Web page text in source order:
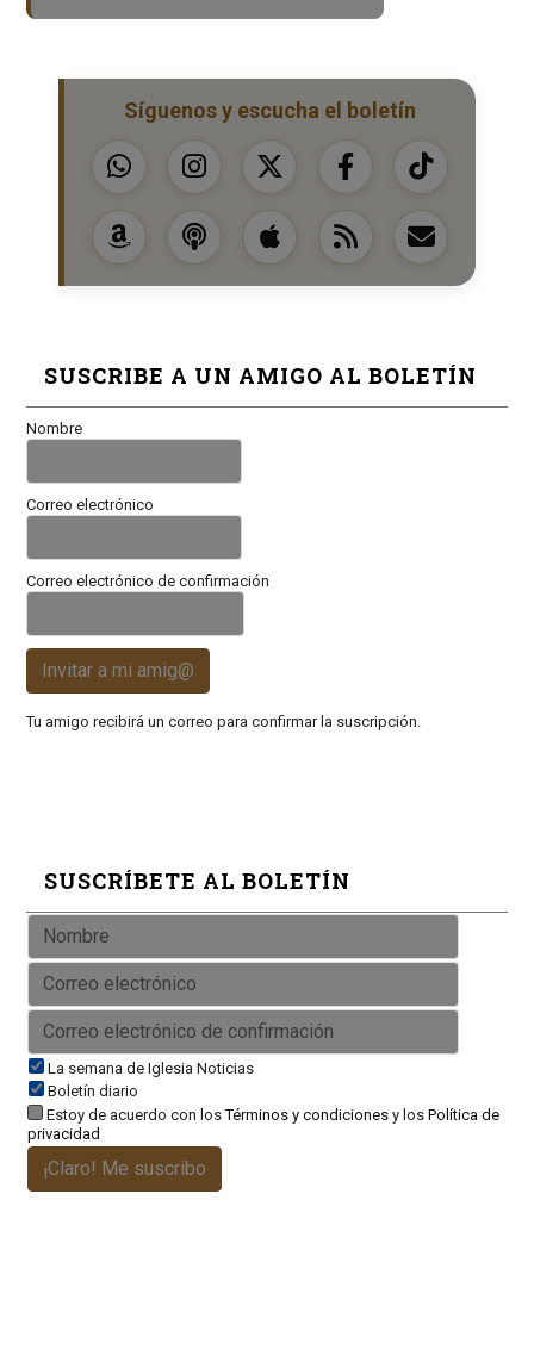
Síguenos y escucha el boletín
SUSCRIBE A UN AMIGO AL BOLETÍN
Nombre
Correo electrónico
Correo electrónico de confirmación
Invitar a mi amig@
Tu amigo recibirá un correo para confirmar la suscripción.
SUSCRÍBETE AL BOLETÍN
La semana de Iglesia Noticias
Boletín diario
Estoy de acuerdo con losTérminos y condicionesy los Política de
privacidad
¡Claro! Me suscribo